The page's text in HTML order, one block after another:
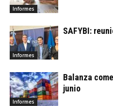
Informes
Informes
SAFYBI:
Informes
Balanza
junio